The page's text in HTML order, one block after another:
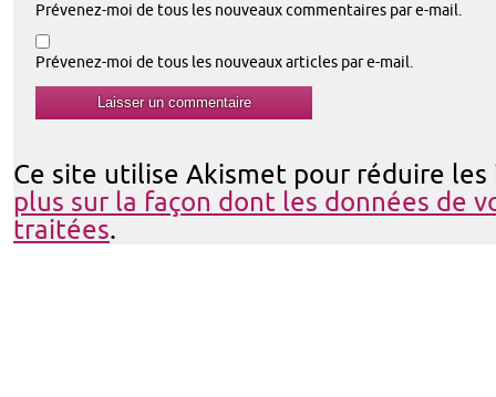
Prévenez-moi de tous les nouveaux commentaires par e-mail.
Prévenez-moi de tous les nouveaux articles par e-mail.
Ce site utilise Akismet pour réduire
plus sur la façon dont les données de
traitées.